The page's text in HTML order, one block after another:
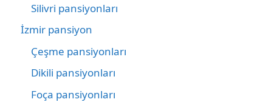
Silivri pansiyonları
İzmir pansiyon
Çeşme pansiyonları
Dikili pansiyonları
Foça pansiyonları